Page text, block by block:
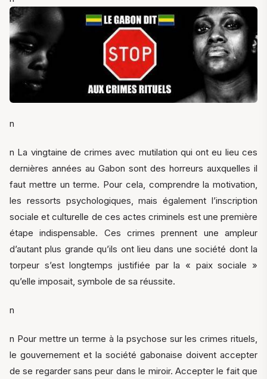
n
n La vingtaine de crimes avec mutilation qui ont eu lieu ces
dernières années au Gabon sont des horreurs auxquelles il
faut mettre un terme. Pour cela, comprendre la motivation,
les ressorts psychologiques, mais également l’inscription
sociale et culturelle de ces actes criminels est une première
étape indispensable. Ces crimes prennent une ampleur
d’autant plus grande qu’ils ont lieu dans une société dont la
torpeur s’est longtemps justifiée par la « paix sociale »
qu’elle imposait, symbole de sa réussite.
n
n Pour mettre un terme à la psychose sur les crimes rituels,
le gouvernement et la société gabonaise doivent accepter
de se regarder sans peur dans le miroir. Accepter le fait que